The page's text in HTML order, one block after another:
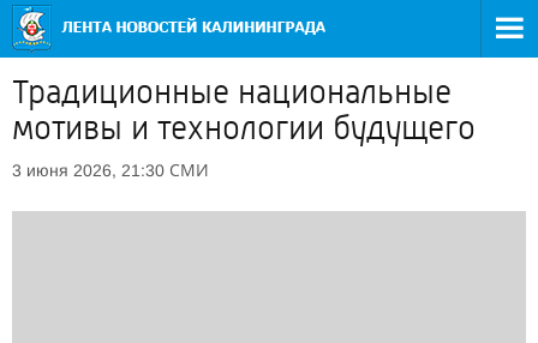
Традиционные национальные
мотивы и технологии будущего
3 июня 2026, 21:30 СМИ